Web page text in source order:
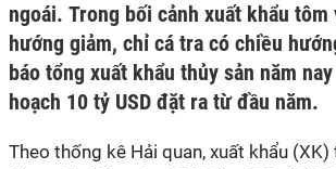
ngoái. Trong bối cảnh xuất khẩu tôm
hướng giảm, chỉ cá tra có chiều
báo tổng xuất khẩu thủy sản năm
hoạch 10 tỷ USD đặt ra từ đầu năm.
Theo thống kê Hải quan, xuất khẩu (XK)